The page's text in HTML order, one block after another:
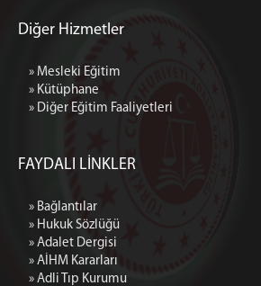
Diğer Hizmetler
» Mesleki Eğitim
» Kütüphane
» Diğer Eğitim Faaliyetleri
FAYDALI LİNKLER
» Bağlantılar
» Hukuk Sözlüğü
» Adalet Dergisi
» AİHM Kararları
» Adli Tıp Kurumu